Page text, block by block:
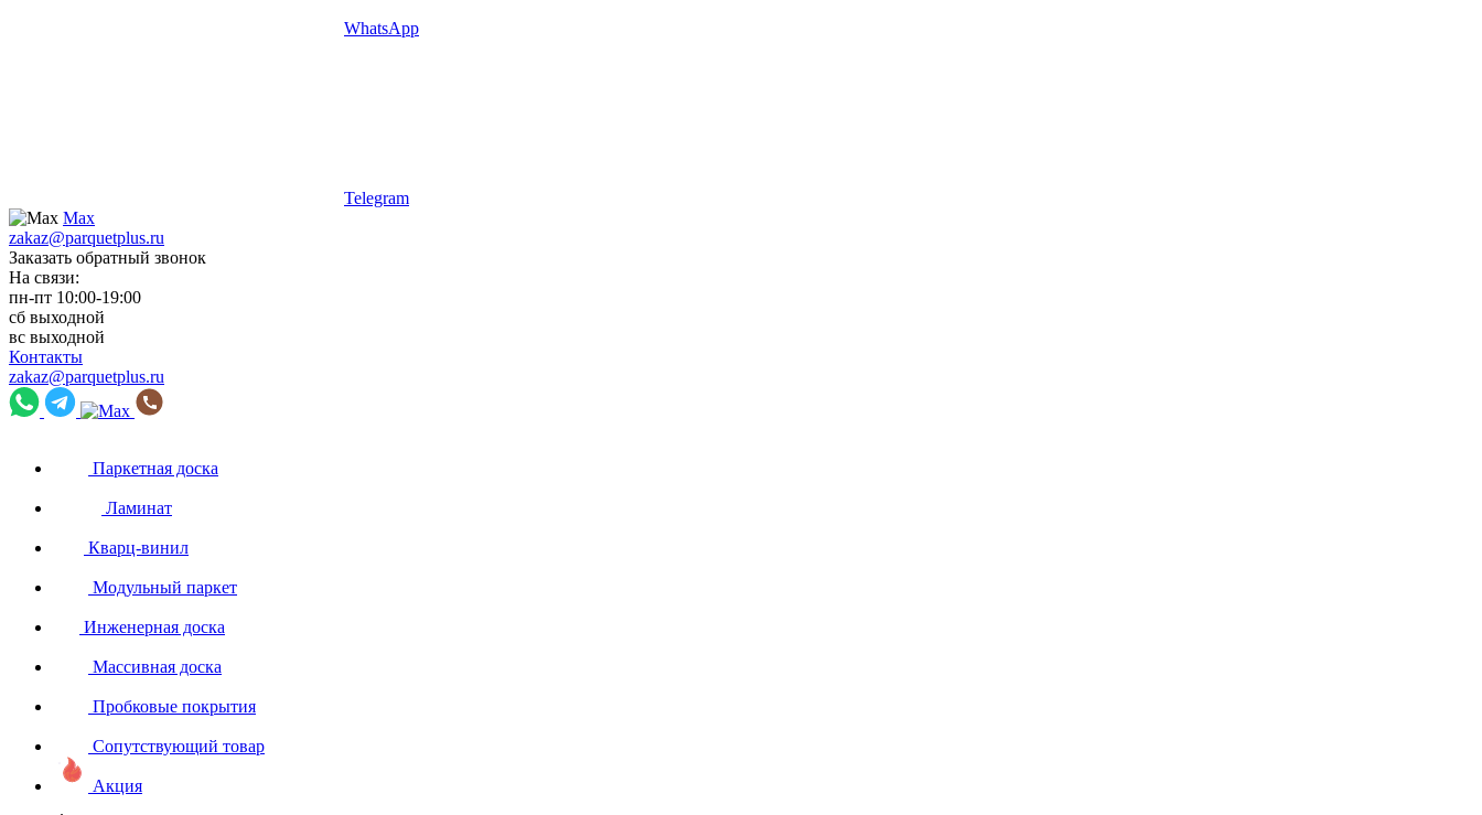
WhatsApp
Telegram
Max
zakaz@parquetplus.ru
Заказать обратный звонок
На связи:
пн-пт 10:00-19:00
сб выходной
вс выходной
Контакты
zakaz@parquetplus.ru
Паркетная доска
Ламинат
Кварц-винил
Модульный паркет
Инженерная доска
Массивная доска
Пробковые покрытия
Сопутствующий товар
Акция